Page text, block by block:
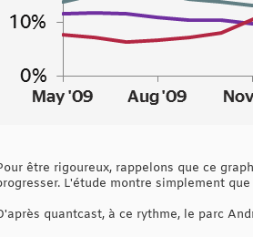
être rigoureux, rappelons que ce
L'étude montre simplement
quantcast, à ce rythme, le parc